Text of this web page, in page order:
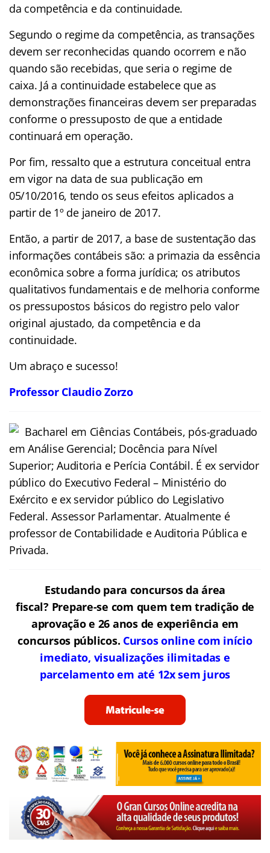
da competência e da continuidade.
Segundo o regime da competência, as transações
devem ser reconhecidas quando ocorrem e não
quando são recebidas, que seria o regime de
caixa. Já a continuidade estabelece que as
demonstrações financeiras devem ser preparadas
conforme o pressuposto de que a entidade
continuará em operação.
Por fim, ressalto que a estrutura conceitual entra
em vigor na data de sua publicação em
05/10/2016, tendo os seus efeitos aplicados a
partir de 1º de janeiro de 2017.
Então, a partir de 2017, a base de sustentação das
informações contábeis são: a primazia da essência
econômica sobre a forma jurídica; os atributos
qualitativos fundamentais e de melhoria conforme
os pressupostos básicos do registro pelo valor
original ajustado, da competência e da
continuidade.
Um abraço e sucesso!
Professor Claudio Zorzo
Bacharel em Ciências Contábeis, pós-graduado
em Análise Gerencial; Docência para Nível
Superior; Auditoria e Perícia Contábil. É ex servidor
público do Executivo Federal – Ministério do
Exército e ex servidor público do Legislativo
Federal. Assessor Parlamentar. Atualmente é
professor de Contabilidade e Auditoria Pública e
Privada.
Estudando para concursos da área
fiscal? Prepare-se com quem tem tradição de
aprovação e 26 anos de experiência em
concursos públicos. Cursos online com início
imediato, visualizações ilimitadas e
parcelamento em até 12x sem juros